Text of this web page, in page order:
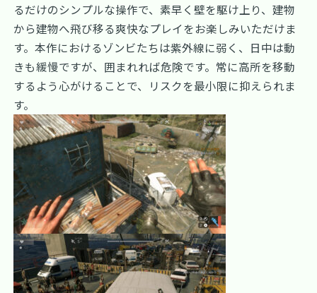
るだけのシンプルな操作で、素早く壁を駆け上り、建物
から建物へ飛び移る爽快なプレイをお楽しみいただけま
す。本作におけるゾンビたちは紫外線に弱く、日中は動
きも緩慢ですが、囲まれれば危険です。常に高所を移動
するよう心がけることで、リスクを最小限に抑えられま
す。